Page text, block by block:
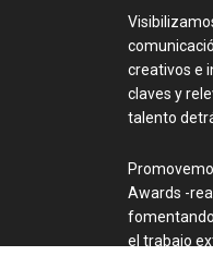
creativos e
claves y
talento
Awards -
el trabajo